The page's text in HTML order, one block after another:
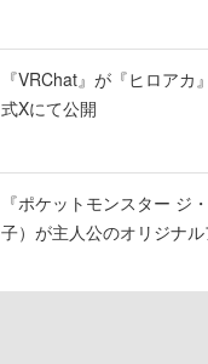
『VRChat』が『ヒロア
式Xにて公開
『ポケットモンスター ジ
子）が主人公のオリジナル